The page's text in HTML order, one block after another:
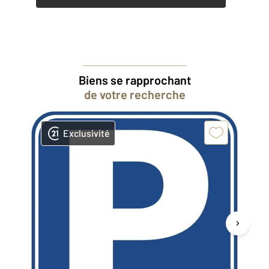
Biens se rapprochant
de votre recherche
Exclusivité